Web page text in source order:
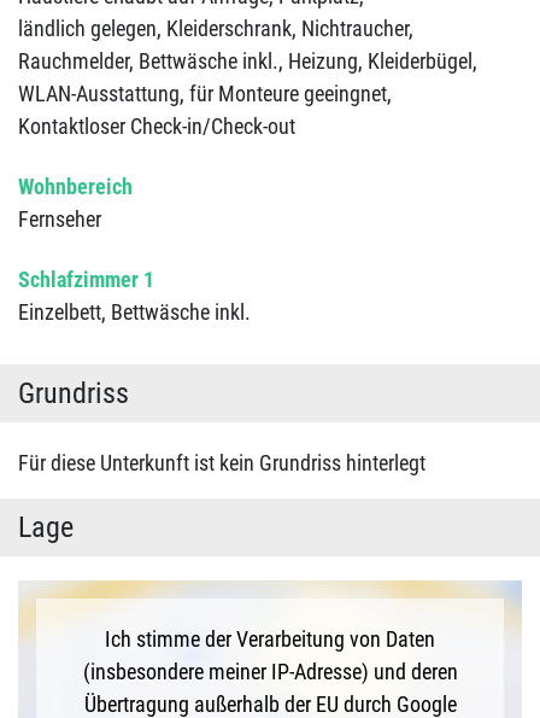
ländlich gelegen, Kleiderschrank, Nichtraucher,
Rauchmelder, Bettwäsche inkl., Heizung, Kleiderbügel,
WLAN-Ausstattung, für Monteure geeingnet,
Kontaktloser Check-in/Check-out
Wohnbereich
Fernseher
Schlafzimmer 1
Einzelbett, Bettwäsche inkl.
Grundriss
Für diese Unterkunft ist kein Grundriss hinterlegt
Lage
Ich stimme der Verarbeitung von Daten
(insbesondere meiner IP-Adresse) und deren
Übertragung außerhalb der EU durch Google